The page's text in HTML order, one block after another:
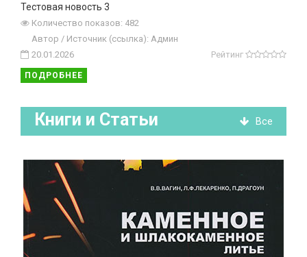
Тестовая новость 3
Количество показов: 482
Автор / Источник (ссылка): Админ
20.01.2026
Рейтинг
ПОДРОБНЕЕ
Книги и Статьи Все